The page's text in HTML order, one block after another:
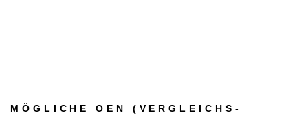
MÖGLICHE OEN (VERGLEICHS­